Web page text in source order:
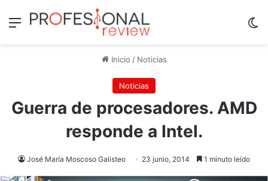
Menú
Inicio / Noticias
Noticias
Guerra de procesadores. AMD
responde a Intel.
José María Moscoso Galisteo 23 junio, 2014 1 minuto leído